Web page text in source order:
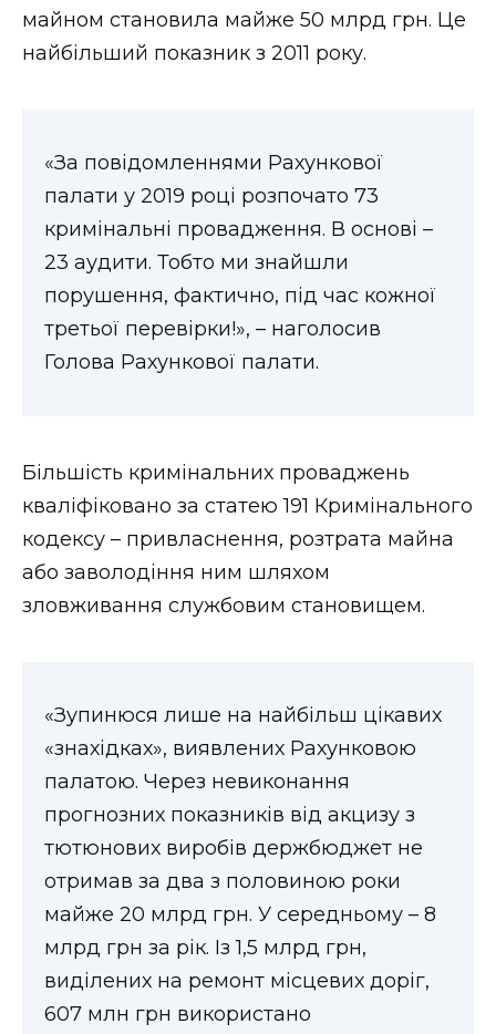
майном становила майже 50 млрд грн. Це
найбільший показник з 2011 року.
«За повідомленнями Рахункової
палати у 2019 році розпочато 73
кримінальні провадження. В основі –
23 аудити. Тобто ми знайшли
порушення, фактично, під час кожної
третьої перевірки!», – наголосив
Голова Рахункової палати.
Більшість кримінальних проваджень
кваліфіковано за статею 191 Кримінального
кодексу – привласнення, розтрата майна
або заволодіння ним шляхом
зловживання службовим становищем.
«Зупинюся лише на найбільш цікавих
«знахідках», виявлених Рахунковою
палатою. Через невиконання
прогнозних показників від акцизу з
тютюнових виробів держбюджет не
отримав за два з половиною роки
майже 20 млрд грн. У середньому – 8
млрд грн за рік. Із 1,5 млрд грн,
виділених на ремонт місцевих доріг,
607 млн грн використано